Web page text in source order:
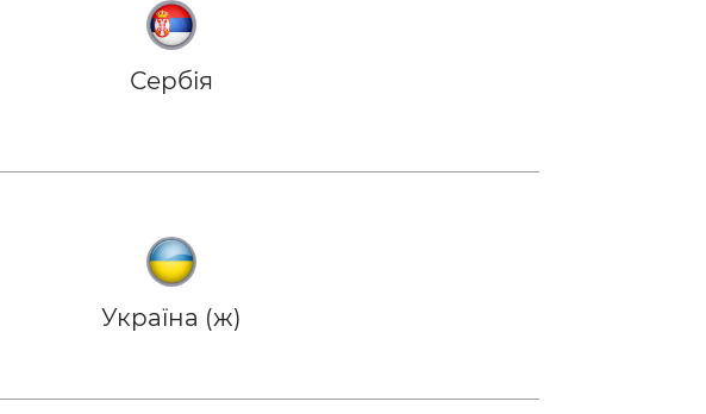
Сербія
Україна (ж)